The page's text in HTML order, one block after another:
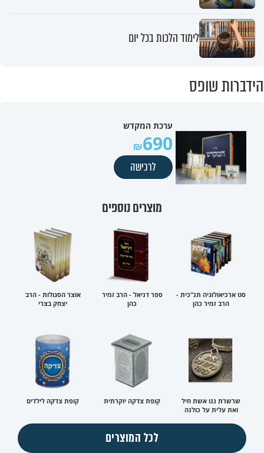
לימוד הלכות בכל יום
הידברות שופס
ערכת המקדש
690
לרכישה
מוצרים נוספים
סט ארכיאולוגיה תנ"כית -
הרב זמיר כהן
ספר דניאל - הרב זמיר
כהן
אוצר הסגולות - הרב
יצחק בצרי
שרשרת ננו אשת חיל
ואת עלית על כולנה
קופת צדקה יוקרתית קופת צדקה לילדים
לכל המוצרים